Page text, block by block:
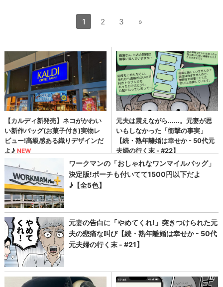
1 2 3 »